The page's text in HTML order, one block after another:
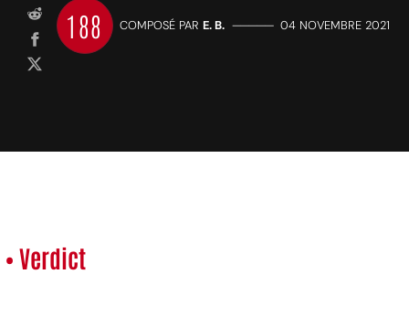
188 COMPOSÉ PAR E. B. ————— 04 NOVEMBRE 2021
• Verdict